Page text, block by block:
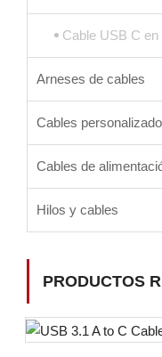
Cable USB C en
Arneses de cables
Cables
Cables de
Hilos y cables
PRODUCTOS